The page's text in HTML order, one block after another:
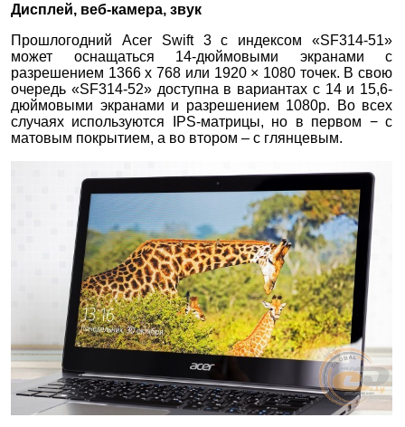
Дисплей, веб-камера, звук
Прошлогодний Acer Swift 3 с индексом «SF314-51»
может оснащаться 14-дюймовыми экранами с
разрешением 1366 x 768 или 1920 × 1080 точек. В свою
очередь «SF314-52» доступна в вариантах с 14 и 15,6-
дюймовыми экранами и разрешением 1080p. Во всех
случаях используются IPS-матрицы, но в первом − с
матовым покрытием, а во втором – с глянцевым.